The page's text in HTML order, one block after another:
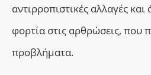
αντιρροπιστικές αλλαγές
φορτία στις αρθρώσεις, που
προβλήματα.